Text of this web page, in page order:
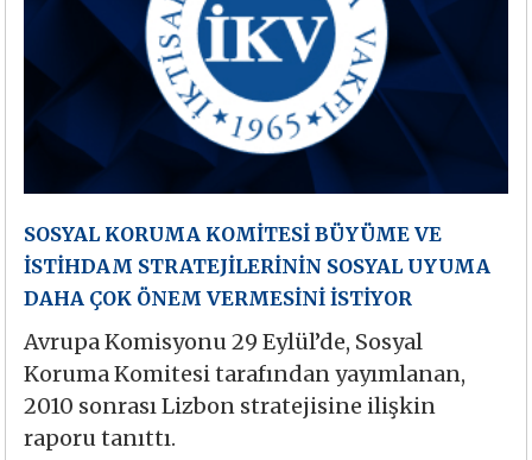
SOSYAL KORUMA KOMİTESİ BÜYÜME VE
İSTİHDAM STRATEJİLERİNİN SOSYAL UYUMA
DAHA ÇOK ÖNEM VERMESİNİ İSTİYOR
Avrupa Komisyonu 29 Eylül’de, Sosyal
Koruma Komitesi tarafından yayımlanan,
2010 sonrası Lizbon stratejisine ilişkin
raporu tanıttı.